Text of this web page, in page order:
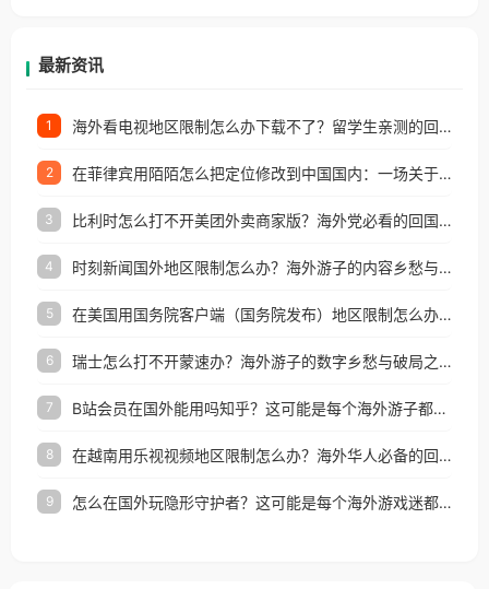
最新资讯
1 海外看电视地区限制怎么办下载不了？留学生亲测的回国加速方案（附2026世界杯观赛技巧）
2 在菲律宾用陌陌怎么把定位修改到中国国内：一场关于归属感与连接的探索
3 比利时怎么打不开美团外卖商家版？海外党必看的回国加速全攻略
4 时刻新闻国外地区限制怎么办？海外游子的内容乡愁与破局之路
5 在美国用国务院客户端（国务院发布）地区限制怎么办？3步解决海外看国内内容难题
6 瑞士怎么打不开蒙速办？海外游子的数字乡愁与破局之路
7 B站会员在国外能用吗知乎？这可能是每个海外游子都问过的问题
8 在越南用乐视视频地区限制怎么办？海外华人必备的回国加速攻略
9 怎么在国外玩隐形守护者？这可能是每个海外游戏迷都问过的问题